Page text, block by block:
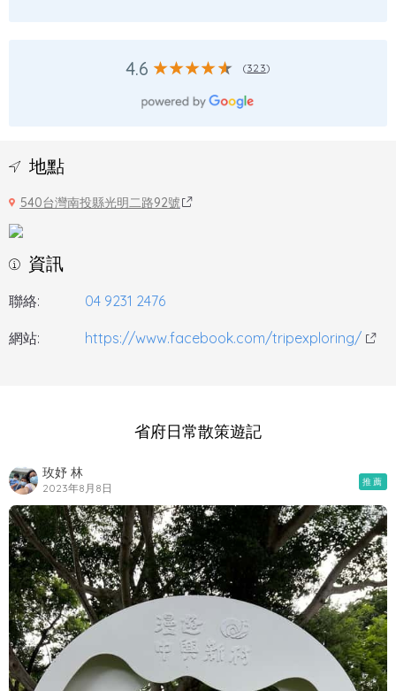
4.6 (323)
地點
540台灣南投縣光明二路92號
資訊
聯絡: 04 9231 2476
網站: https://www.facebook.com/tripexploring/
省府日常散策遊記
玫妤 林
2023年8月8日 推薦